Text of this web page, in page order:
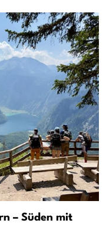
– Süden mit